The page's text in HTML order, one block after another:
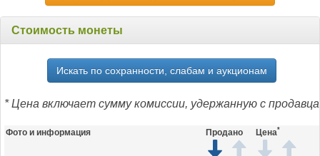
Стоимость монеты
Искать по сохранности, слабам и аукционам
* Цена включает сумму комиссии, удержанную с продавца
Фото и информация Продано Цена*